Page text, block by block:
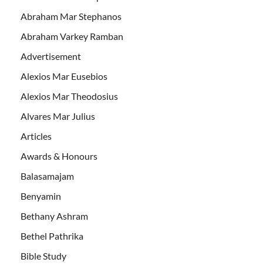
Abraham Mar Stephanos
Abraham Varkey Ramban
Advertisement
Alexios Mar Eusebios
Alexios Mar Theodosius
Alvares Mar Julius
Articles
Awards & Honours
Balasamajam
Benyamin
Bethany Ashram
Bethel Pathrika
Bible Study